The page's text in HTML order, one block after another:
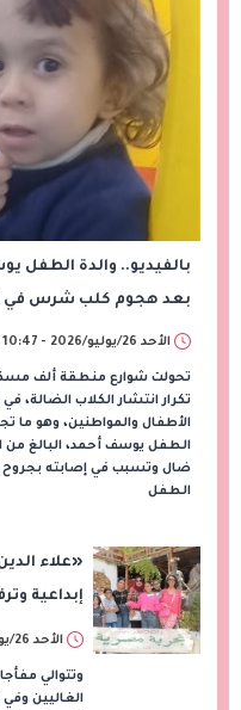
بالفيديو.. والدة الطفل
بعد هجوم كلب شرس
الأحد 26/يوليو/2026 - 10:47 ص
تحولت شوارع منطقة ألف
تكرار انتشار الكلاب
الأطفال والمواطنين، وهو
الطفل يوسف أحمد، البالغ من
ضال وتسبب في إصابته بجروح
الطفل
«علاء
إبداعية
الأحد 26/يوليو/2026 - 07:04 ص
وتتوالي
الغاليين